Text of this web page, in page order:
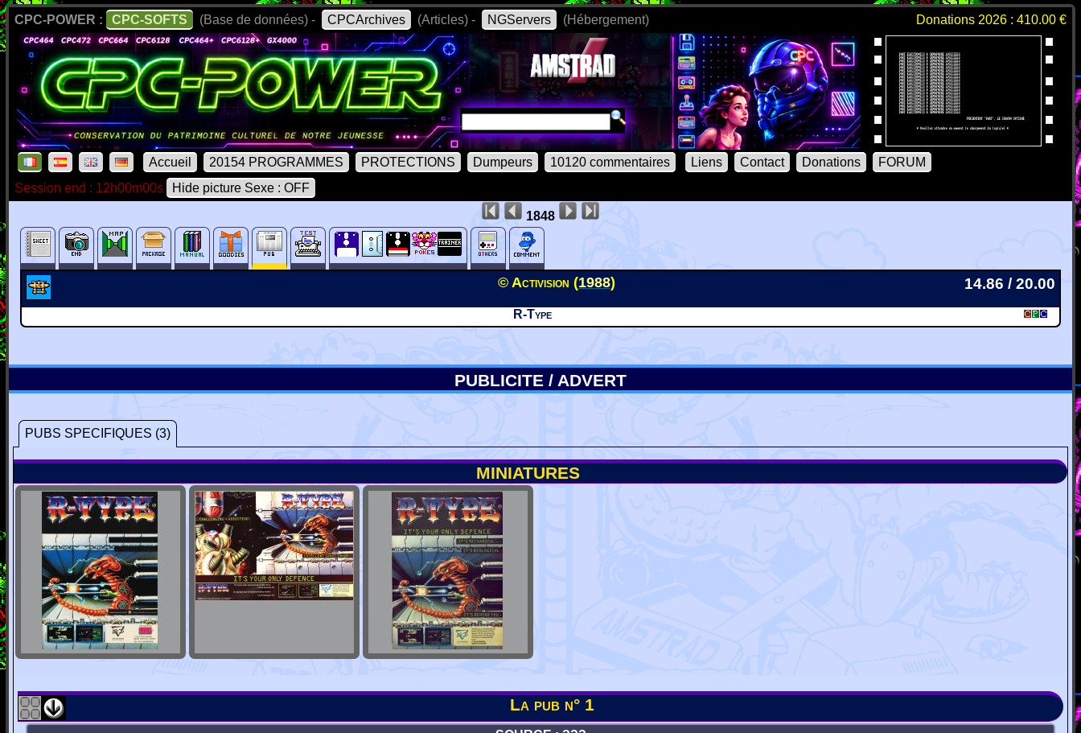
CPC-POWER : CPC-SOFTS (Base de données) - CPCArchives (Articles) - NGServers (Hébergement) Donations 2026 : 410.00 €
Accueil 20154 PROGRAMMES PROTECTIONS Dumpeurs 10120 commentaires Liens Contact Donations
FORUM
Session end : 12h00m00s
Hide picture Sexe : OFF
1848
© Activision (1988) 14.86 / 20.00
R-Type
PUBLICITE / ADVERT
PUBS SPECIFIQUES (3)
MINIATURES
La pub n° 1